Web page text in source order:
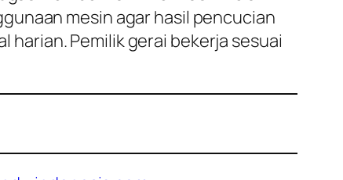
mesin agar hasil pencucian
harian. Pemilik gerai bekerja sesuai